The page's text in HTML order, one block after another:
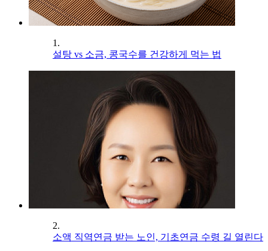
1.
설탕 vs 소금, 콩국수를 건강하게 먹는 법
2.
소액 직역연금 받는 노인, 기초연금 수령 길 열린다